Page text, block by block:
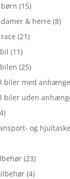
(15)
& herre (8)
(21)
(11)
(25)
biler med
biler uden
og
(23)
(4)